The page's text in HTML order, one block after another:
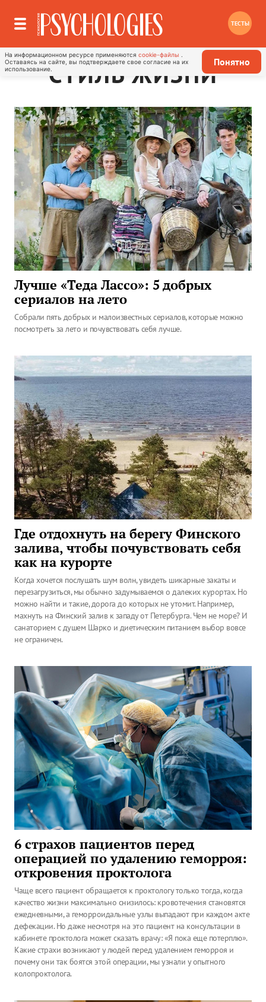
ТЕСТЫ
На информационном ресурсе применяются cookie-файлы
Оставаясь на сайте, вы подтверждаете свое согласие на их
использование.
Понятно
СТИЛЬ ЖИЗНИ
Лучше «Теда Лассо»: 5 добрых
сериалов на лето
Собрали пять добрых и малоизвестных сериалов, которые можно
посмотреть за лето и почувствовать себя лучше.
Где отдохнуть на берегу Финского
залива, чтобы почувствовать себя
как на курорте
Когда хочется послушать шум волн, увидеть шикарные закаты и
перезагрузиться, мы обычно задумываемся о далеких курортах. Но
можно найти и такие, дорога до которых не утомит. Например,
махнуть на Финский залив к западу от Петербурга. Чем не море? И
санаторием с душем Шарко и диетическим питанием выбор вовсе
не ограничен.
6 страхов пациентов перед
операцией по удалению геморроя:
откровения проктолога
Чаще всего пациент обращается к проктологу только тогда, когда
качество жизни максимально снизилось: кровотечения становятся
ежедневными, а геморроидальные узлы выпадают при каждом акте
дефекации. Но даже несмотря на это пациент на консультации в
кабинете проктолога может сказать врачу: «Я пока еще потерплю».
Какие страхи возникают у людей перед удалением геморроя и
почему они так боятся этой операции, мы узнали у опытного
колопроктолога.